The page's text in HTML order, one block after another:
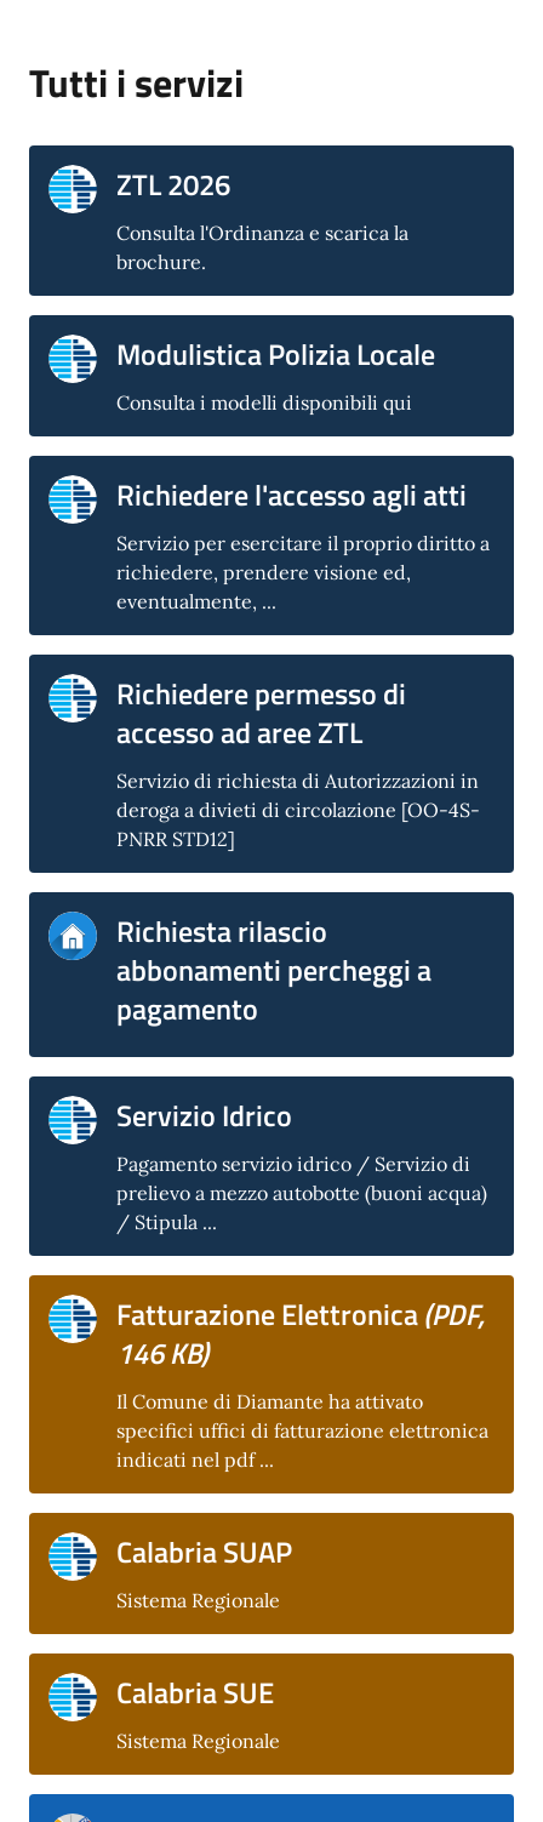
Tutti i servizi
ZTL 2026
Consulta l'Ordinanza e scarica la
brochure.
Modulistica Polizia Locale
Consulta i modelli disponibili qui
Richiedere l'accesso agli atti
Servizio per esercitare il proprio diritto a
richiedere, prendere visione ed,
eventualmente, ...
Richiedere permesso di
accesso ad aree ZTL
Servizio di richiesta di Autorizzazioni in
deroga a divieti di circolazione [OO-4S-
PNRR STD12]
Richiesta rilascio
abbonamenti percheggi a
pagamento
Servizio Idrico
Pagamento servizio idrico / Servizio di
prelievo a mezzo autobotte (buoni acqua)
/ Stipula ...
Fatturazione Elettronica(PDF,
146 KB)
Il Comune di Diamante ha attivato
specifici uffici di fatturazione elettronica
indicati nel pdf ...
Calabria SUAP
Sistema Regionale
Calabria SUE
Sistema Regionale